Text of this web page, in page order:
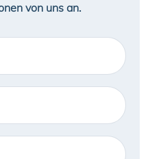
von uns an.